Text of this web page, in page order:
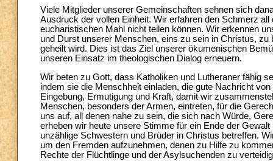
Viele Mitglieder unserer Gemeinschaften sehnen sich
Ausdruck der vollen Einheit. Wir erfahren den Schmerz
eucharistischen Mahl nicht teilen können. Wir erkennen
und Durst unserer Menschen, eins zu sein in Christus,
geheilt wird. Dies ist das Ziel unserer ökumenischen
unseren Einsatz im theologischen Dialog erneuern.
Wir beten zu Gott, dass Katholiken und Lutheraner fähig
indem sie die Menschheit einladen, die gute Nachricht
Eingebung, Ermutigung und Kraft, damit wir
Menschen, besonders der Armen, eintreten, für die
uns auf, all denen nahe zu sein, die sich nach Würde,
erheben wir heute unsere Stimme für ein Ende der
unzählige Schwestern und Brüder in Christus betreffen.
um den Fremden aufzunehmen, denen zu Hilfe zu
Rechte der Flüchtlinge und der Asylsuchenden zu